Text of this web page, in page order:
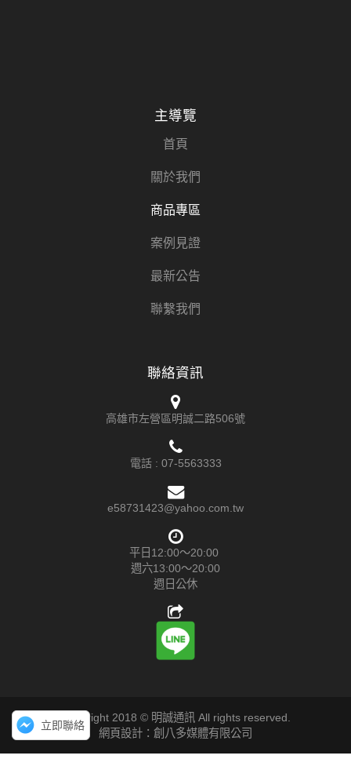
主導覽
首頁
關於我們
商品專區
案例見證
最新公告
聯繫我們
聯絡資訊
高雄市左營區明誠二路506號
電話 : 07-5563333
e58731423@yahoo.com.tw
平日12:00～20:00
週六13:00～20:00
週日公休
Copyright 2018 © 明誠通訊 All rights reserved.
網頁設計：創八多媒體有限公司
立即聯絡